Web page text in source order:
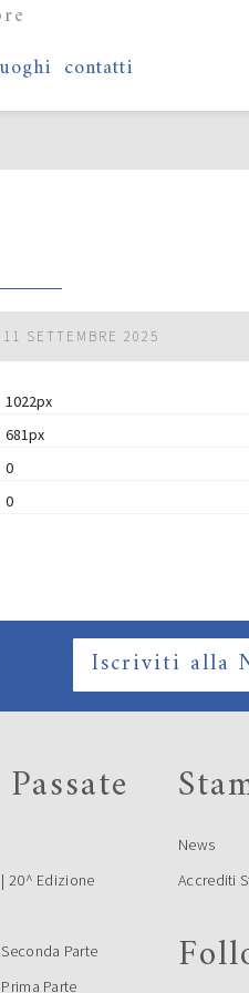
contatti
SETTEMBRE 2025
1022px
681px
0
0
Iscriviti alla
20^ Edizione
Parte
Parte
News
Accrediti